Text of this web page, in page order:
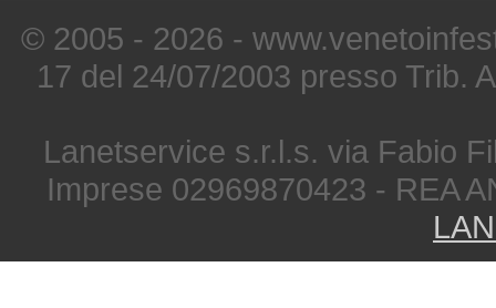
© 2005 - 2026 -
17 del 24/07/2003 presso Trib.
Lanetservice s.r.l.s. via Fabio
Imprese 02969870423 - REA